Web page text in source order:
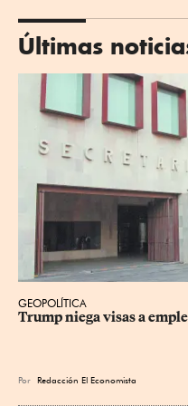
Últimas
GEOPOLÍTICA
Trump niega visas a
Por Redacción El Economista